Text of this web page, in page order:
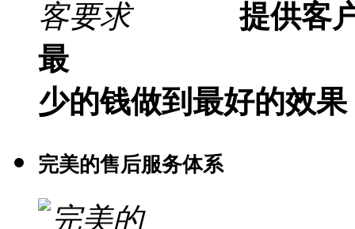
提供客
最
少的钱做到最好的效果
完美的售后服务体系